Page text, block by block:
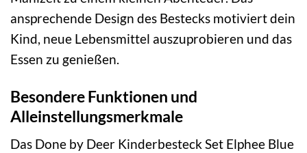
ansprechende Design des Bestecks motiviert dein
Kind, neue Lebensmittel auszuprobieren und das
Essen zu genießen.
Besondere Funktionen und
Alleinstellungsmerkmale
Das Done by Deer Kinderbesteck Set Elphee Blue